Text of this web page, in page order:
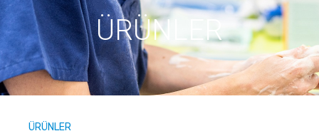
ÜRÜNLER
ÜRÜNLER